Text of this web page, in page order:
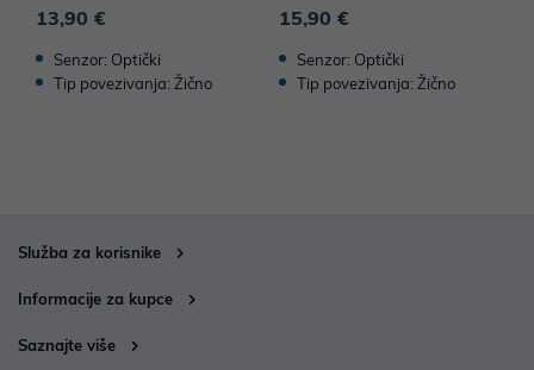
13,90 €
Senzor: Optički
Tip povezivanja: Žično
15,90 €
Senzor: Optički
Tip povezivanja: Žično
Služba za korisnike
Informacije za kupce
Saznajte više